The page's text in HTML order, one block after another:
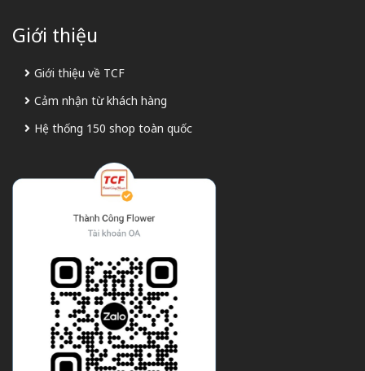
Giới thiệu
Giới thiệu về TCF
Cảm nhận từ khách hàng
Hệ thống 150 shop toàn quốc